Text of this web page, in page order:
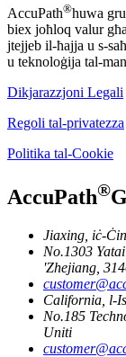
AccuPath®huwa
biex joħloq valur
jtejjeb il-ħajja u s-
u teknoloġija tal-
Dikjarazzjoni Legali
Regoli tal-privatezza
Politika tal-Cookie
AccuPath®
Jiaxing, iċ-
No.1303
'Zhejiang,
California, l-
No.185
Uniti